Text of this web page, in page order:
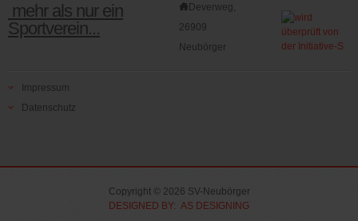
mehr als nur ein
Sportverein...
Deverweg,
26909
Neubörger
Impressum
Datenschutz
Copyright © 2026 SV-Neubörger
DESIGNED BY: AS DESIGNING